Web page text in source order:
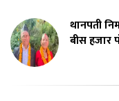
थानपती
बीस हजार